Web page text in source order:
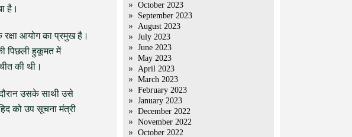
है।
रक्षा आयोग का प्रमुख है।
पिछली हुकूमत में
की थी।
उसके साथी उसे
को उप सूचना मंत्री
October 2023
September 2023
August 2023
July 2023
June 2023
May 2023
April 2023
March 2023
February 2023
January 2023
December 2022
November 2022
October 2022